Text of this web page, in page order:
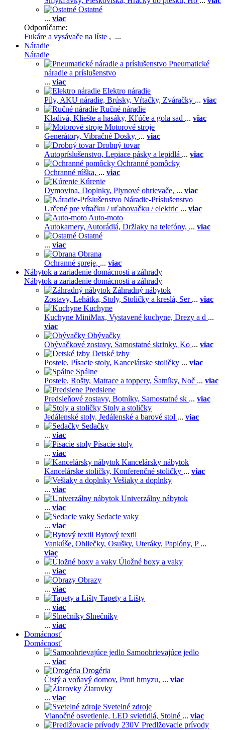
Ostatné
... viac
Odporúčame:
Fukáre a vysávače na líste , ...
Náradie
Náradie
Pneumatické
náradie a príslušenstvo
... viac
Elektro náradie
Píly, AKU náradie, Brúsky, Vŕtačky, Zváračky ... viac
Ručné náradie
Kladivá, Kliešte a hasáky, Kľúče a gola sad ... viac
Motorové stroje
Generátory, Vibračné Dosky, ... viac
Drobný tovar
Autopríslušenstvo, Lepiace pásky a lepidlá ... viac
Ochranné pomôcky
Ochranné rúška, ... viac
Kúrenie
Dymovina, Doplnky, Plynové ohrievače, ... viac
Náradie-Príslušenstvo
Určené pre vŕtačku / uťahovačku / elektric ... viac
Auto-moto
Autokamery, Autorádiá, Držiaky na telefóny, ... viac
Ostatné
... viac
Obrana
Ochranné spreje, ... viac
Nábytok a zariadenie domácnosti a záhrady
Nábytok a zariadenie domácnosti a záhrady
Záhradný nábytok
Zostavy, Lehátka, Stoly, Stoličky a kreslá, Ser ... viac
Kuchyne
Kuchyne MiniMax, Vystavené kuchyne, Drezy a d ...
viac
Obývačky
Obývačkové zostavy, Samostatné skrinky, Ko ... viac
Detské izby
Postele, Písacie stoly, Kancelárske stoličky ... viac
Spálne
Postele, Rošty, Matrace a toppery, Šatníky, Noč ... viac
Predsiene
Predsieňové zostavy, Botníky, Samostatné sk ... viac
Stoly a stoličky
Jedálenské stoly, Jedálenské a barové stol ... viac
Sedačky
... viac
Písacie stoly
... viac
Kancelársky nábytok
Kancelárske stoličky, Konferenčné stoličky ... viac
Vešiaky a doplnky
... viac
Univerzálny nábytok
... viac
Sedacie vaky
... viac
Bytový textil
Vankúše, Obliečky, Osušky, Uteráky, Paplóny, P ...
viac
Úložné boxy a vaky
... viac
Obrazy
... viac
Tapety a Lišty
... viac
Slnečníky
... viac
Domácnosť
Domácnosť
Samoohrievajúce jedlo
... viac
Drogéria
Čistý a voňavý domov, Proti hmyzu, ... viac
Žiarovky
... viac
Svetelné zdroje
Vianočné osvetlenie, LED svietidlá, Stolné ... viac
Predlžovacie prívody